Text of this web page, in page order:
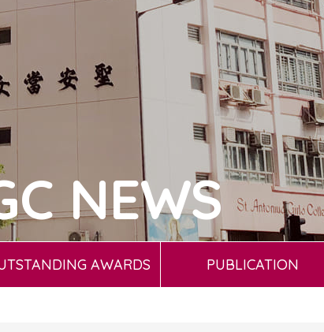
NEWS
AWARDS PUBLICATION